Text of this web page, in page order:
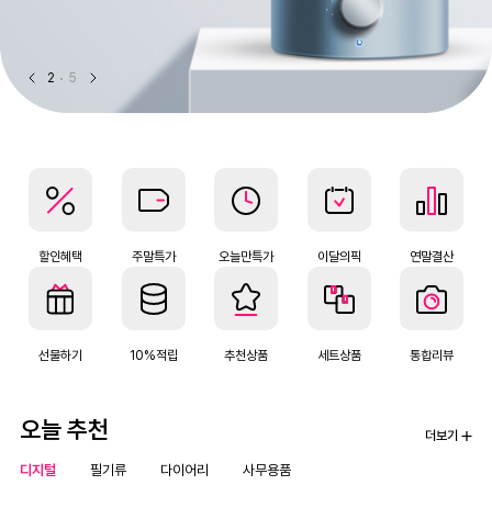
2 5
할인혜택 주말특가 오늘만특가 이달의픽 연말결산
선물하기 10%적립 추천상품 세트상품 통합리뷰
오늘 추천 더보기
디지털 필기류 다이어리 사무용품